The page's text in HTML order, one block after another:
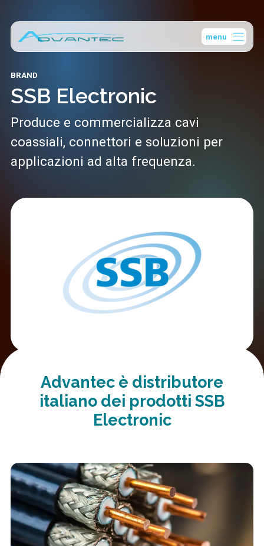
contenuto
menu
BRAND
SSB Electronic
Produce e commercializza cavi
coassiali, connettori e soluzioni per
applicazioni ad alta frequenza.
Advantec è distributore
italiano dei prodotti SSB
Electronic